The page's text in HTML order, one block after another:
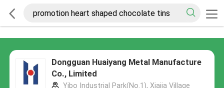
Dongguan Huaiyang Metal Manufacture
Co., Limited
Yibo Industrial Park(No.1), Xiajia Village